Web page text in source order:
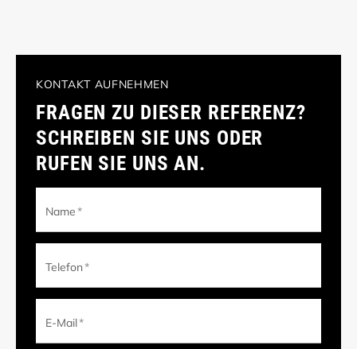
KONTAKT AUFNEHMEN
FRAGEN ZU DIESER REFERENZ?
SCHREIBEN SIE UNS ODER
RUFEN SIE UNS AN.
Name*
Telefon*
E-Mail*